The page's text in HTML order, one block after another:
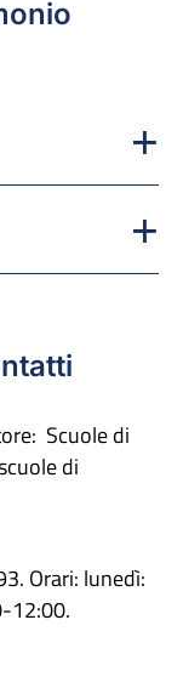
Scuole di
di
Orari: lunedì:
12:00.